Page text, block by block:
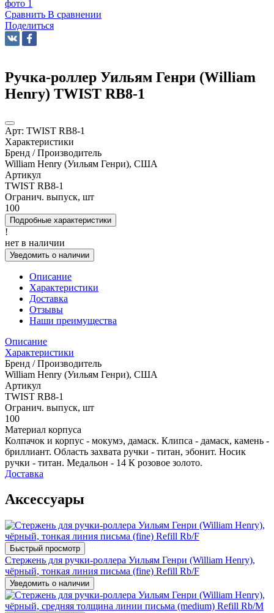
Сравнить В сравнении
Поделиться
Ручка-роллер Уильям Генри (William
Henry) TWIST RB8-1
Арт: TWIST RB8-1
Характеристики
Бренд / Производитель
William Henry (Уильям Генри), США
Артикул
TWIST RB8-1
Огранич. выпуск, шт
100
Подробные характеристики
!
нет в наличии
Уведомить о наличии
Описание
Характеристики
Доставка
Отзывы
Наши преимущества
Описание
Характеристики
Бренд / Производитель
William Henry (Уильям Генри), США
Артикул
TWIST RB8-1
Огранич. выпуск, шт
100
Материал корпуса
Колпачок и корпус - мокумэ, дамаск. Клипса - дамаск, камень -
бриллиант. Область захвата ручки - титан, эбонит. Носик
ручки - титан. Медальон - 14 К розовое золото.
Доставка
Аксессуары
Быстрый просмотр
Стержень для ручки-роллера Уильям Генри (William Henry),
чёрный, тонкая линия письма (fine) Refill Rb/F
Уведомить о наличии